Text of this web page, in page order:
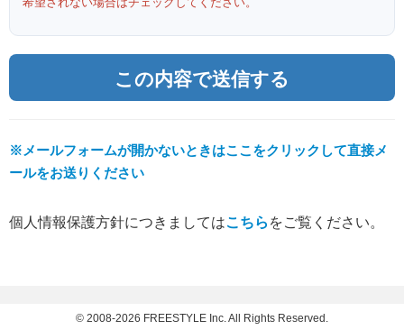
※メールフォームが開かないときはここをクリックして直接メ
ールをお送りください
個人情報保護方針につきましてはこちら をご覧ください。
© 2008-2026 FREESTYLE Inc. All Rights Reserved.